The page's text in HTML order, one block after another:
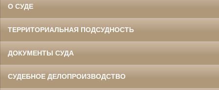
О СУДЕ
ТЕРРИТОРИАЛЬНАЯ ПОДСУДНОСТЬ
ДОКУМЕНТЫ СУДА
СУДЕБНОЕ ДЕЛОПРОИЗВОДСТВО